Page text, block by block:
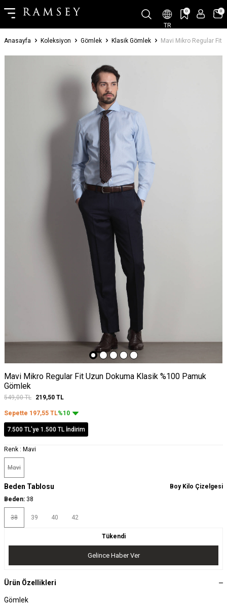
TR
0 0
Anasayfa Koleksiyon Gömlek Klasik Gömlek Mavi Mikro Regular Fit
Mavi Mikro Regular Fit Uzun Dokuma Klasik %100 Pamuk
Gömlek
549,00TL 219,50 TL
Sepette 197,55 TL%10
7.500 TL'ye 1.500 TL İndirim
Renk : Mavi
Mavi
Beden Tablosu
Boy Kilo Çizelgesi
Beden: 38
38 39 40 42
Tükendi
Gelince Haber Ver
Ürün Özellikleri
Gömlek